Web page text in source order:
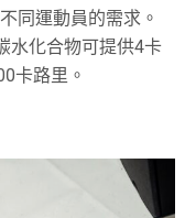
同運動員的需求。
水化合物可提供4卡
卡路里。